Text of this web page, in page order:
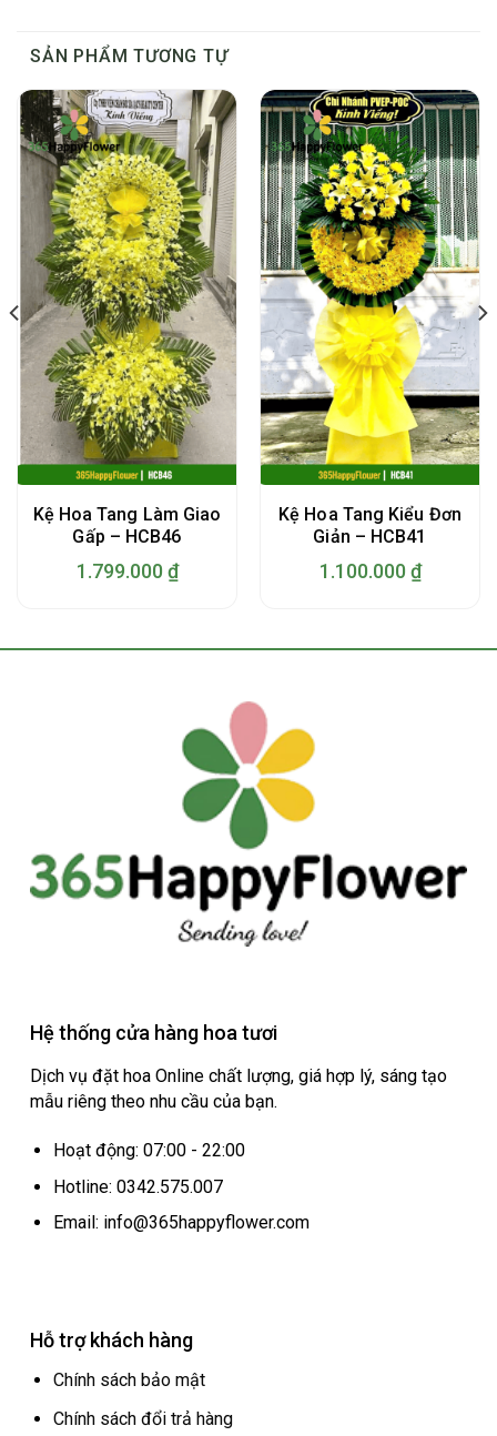
SẢN PHẨM TƯƠNG TỰ
Kệ Hoa Tang Làm Giao
Gấp – HCB46
1.799.000 ₫
Kệ Hoa Tang Kiểu Đơn
Giản – HCB41
1.100.000 ₫
Hệ thống cửa hàng hoa tươi
Dịch vụ đặt hoa Online chất lượng, giá hợp lý, sáng tạo
mẫu riêng theo nhu cầu của bạn.
Hoạt động: 07:00 - 22:00
Hotline: 0342.575.007
Email: info@365happyflower.com
Hỗ trợ khách hàng
Chính sách bảo mật
Chính sách đổi trả hàng